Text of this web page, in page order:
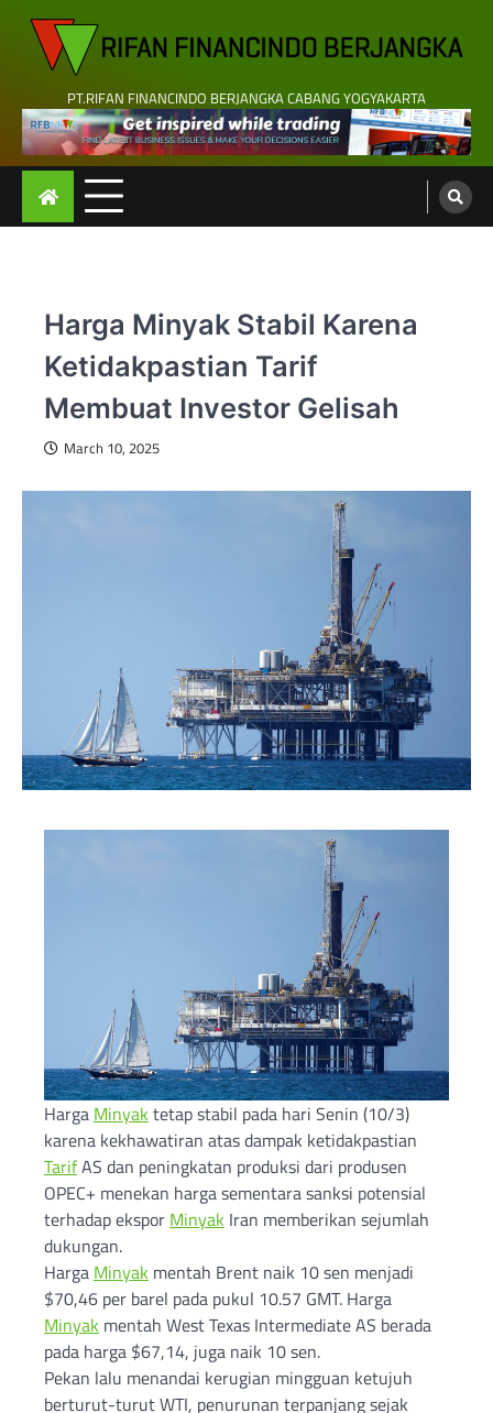
content
PT.RIFAN FINANCINDO BERJANGKA CABANG YOGYAKARTA
Harga Minyak Stabil Karena
Ketidakpastian Tarif
Membuat Investor Gelisah
March 10, 2025
Harga Minyak tetap stabil pada hari Senin (10/3)
karena kekhawatiran atas dampak ketidakpastian
TarifAS dan peningkatan produksi dari produsen
OPEC+ menekan harga sementara sanksi potensial
terhadap ekspor Minyak Iran memberikan sejumlah
dukungan.
Harga Minyak mentah Brent naik 10 sen menjadi
$70,46 per barel pada pukul 10.57 GMT. Harga
Minyak mentah West Texas Intermediate AS berada
pada harga $67,14, juga naik 10 sen.
Pekan lalu menandai kerugian mingguan ketujuh
berturut-turut WTI, penurunan terpanjang sejak